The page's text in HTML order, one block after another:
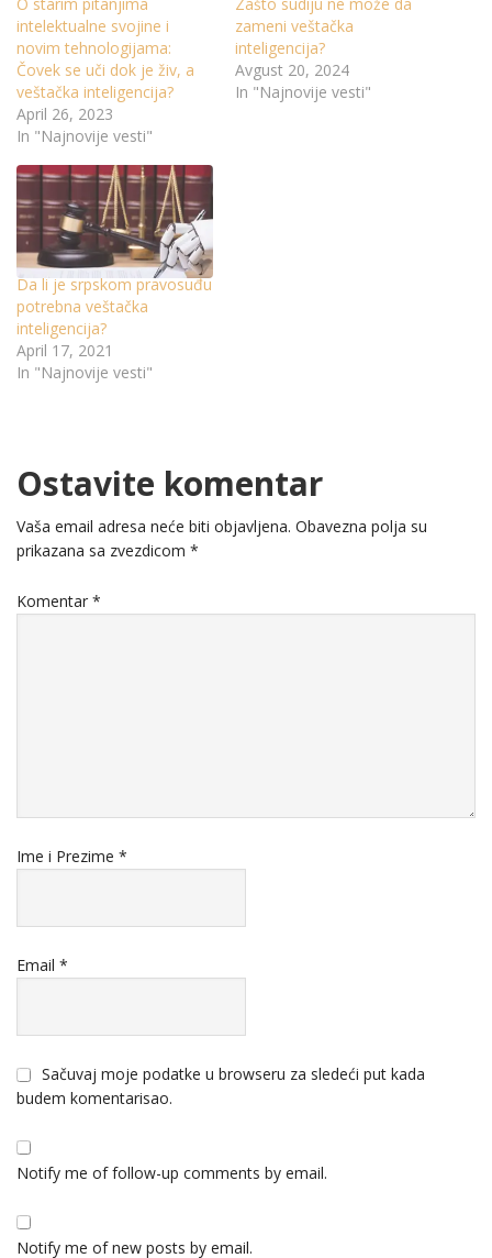
intelektualne svojine i
novim tehnologijama:
Čovek se uči dok je živ, a
veštačka inteligencija?
April 26, 2023
In "Najnovije vesti"
zameni veštačka
inteligencija?
Avgust 20, 2024
In "Najnovije vesti"
Da li je srpskom pravosuđu
potrebna veštačka
inteligencija?
April 17, 2021
In "Najnovije vesti"
Ostavite komentar
Vaša email adresa neće biti objavljena. Obavezna polja su
prikazana sa zvezdicom *
Komentar *
Ime i Prezime *
Email *
Sačuvaj moje podatke u browseru za sledeći put kada
budem komentarisao.
Notify me of follow-up comments by email.
Notify me of new posts by email.